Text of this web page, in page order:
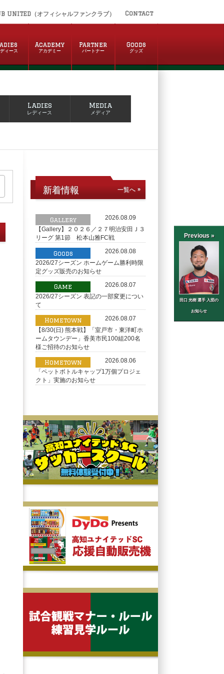
UNITED（オフィシャルファンクラブ） Contact
ィース
Academy
アカデミー
Partner
パートナー
Goods
グッズ
Previous »
田口 光樹 選手 入団の
お知らせ
Ladies
レディース
Media
メディア
新着情報 一覧へ »
Gallery
2026.08.09
【Gallery】２０２６／２７明治安田Ｊ３
リーグ 第1節 松本山雅FC戦
Goods
2026.08.08
2026/27シーズン ホームゲーム勝利時限
定グッズ販売のお知らせ
Game
2026.08.07
2026/27シーズン 表記の一部変更につい
て
Hometown
2026.08.07
【8/30(日) 熊本戦】「室戸市・東洋町ホ
ームタウンデー」香美市民100組200名
様ご招待のお知らせ
Hometown
2026.08.06
「ペットボトルキャップ1万個プロジェ
クト」実施のお知らせ